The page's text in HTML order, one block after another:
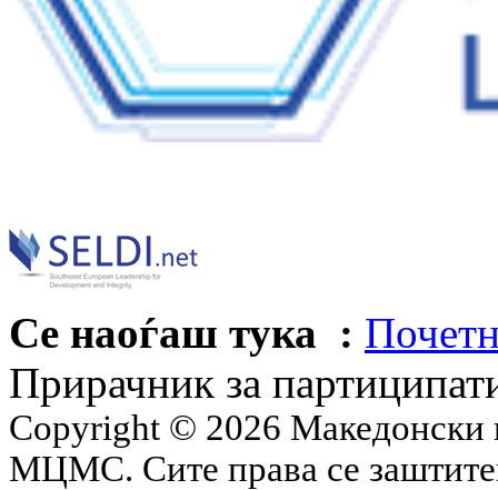
Се наоѓаш тука :
Прирачник за
Copyright © 2026 Македонски
МЦМС. Сите права се